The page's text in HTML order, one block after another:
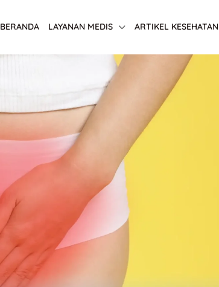
BERANDA LAYANAN MEDIS ARTIKEL KESEHATAN